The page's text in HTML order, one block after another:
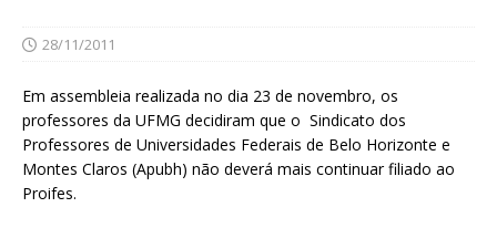
28/11/2011
Em assembleia realizada no dia 23 de novembro, os
professores da UFMG decidiram que o Sindicato dos
Professores de Universidades Federais de Belo Horizonte e
Montes Claros (Apubh) não deverá mais continuar filiado ao
Proifes.